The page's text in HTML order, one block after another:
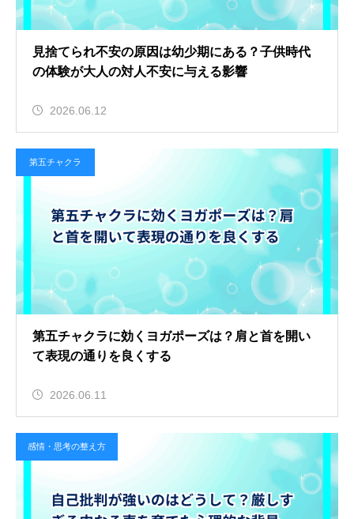
見捨てられ不安の原因は幼少期にある？子供時代
の体験が大人の対人不安に与える影響
2026.06.12
第五チャクラ
第五チャクラに効くヨガポーズは？肩と首を開い
て表現の通りを良くする
2026.06.11
感情・思考の整え方